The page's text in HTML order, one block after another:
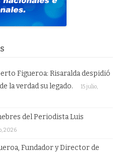
Figueroa: Risaralda despidió
la verdad su legado.
15 julio,
del Periodista Luis
2026
Fundador y Director de